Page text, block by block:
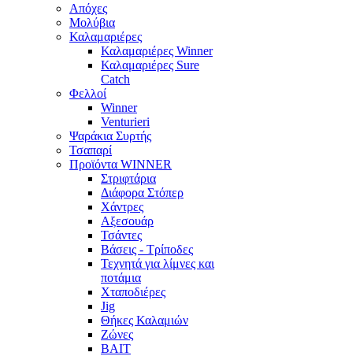
Απόχες
Μολύβια
Καλαμαριέρες
Καλαμαριέρες Winner
Καλαμαριέρες Sure
Catch
Φελλοί
Winner
Venturieri
Ψαράκια Συρτής
Τσαπαρί
Προϊόντα WINNER
Στριφτάρια
Διάφορα Στόπερ
Χάντρες
Αξεσουάρ
Τσάντες
Βάσεις - Τρίποδες
Τεχνητά για λίμνες και
ποτάμια
Χταποδιέρες
Jig
Θήκες Καλαμιών
Ζώνες
BAIT